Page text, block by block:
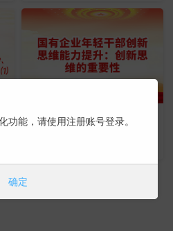
国有企业年轻干部创新思维
能力提升：创新思维的重要
程 | 立即学习
功能，请使用注册账号登录。
确定